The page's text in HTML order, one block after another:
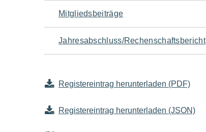
Mitgliedsbeiträge
Jahresabschluss/Rechenschaftsbericht
Registereintrag herunterladen (PDF)
Registereintrag herunterladen (JSON)